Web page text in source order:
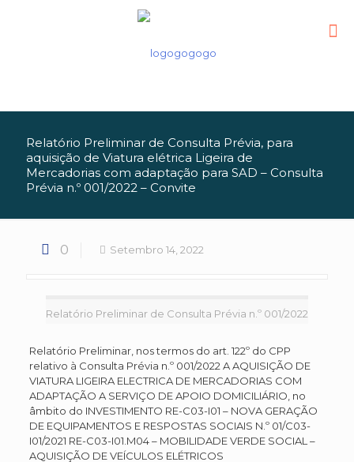
Relatório Preliminar de Consulta Prévia, para
aquisição de Viatura elétrica Ligeira de
Mercadorias com adaptação para SAD – Consulta
Prévia n.º 001/2022 – Convite
0 Setembro 14, 2022
Relatório Preliminar de Consulta Prévia n.º 001/2022
Relatório Preliminar, nos termos do art. 122º do CPP
relativo à Consulta Prévia n.º 001/2022 A AQUISIÇÃO DE
VIATURA LIGEIRA ELECTRICA DE MERCADORIAS COM
ADAPTAÇÃO A SERVIÇO DE APOIO DOMICILIÁRIO, no
âmbito do INVESTIMENTO RE-C03-I01 – NOVA GERAÇÃO
DE EQUIPAMENTOS E RESPOSTAS SOCIAIS N.º 01/C03-
I01/2021 RE-C03-I01.M04 – MOBILIDADE VERDE SOCIAL –
AQUISIÇÃO DE VEÍCULOS ELÉTRICOS